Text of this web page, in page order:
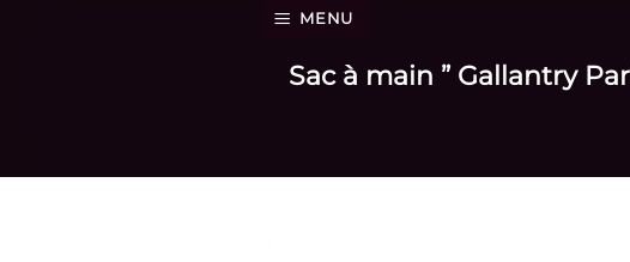
MENU
Sac à main ” Gallantry